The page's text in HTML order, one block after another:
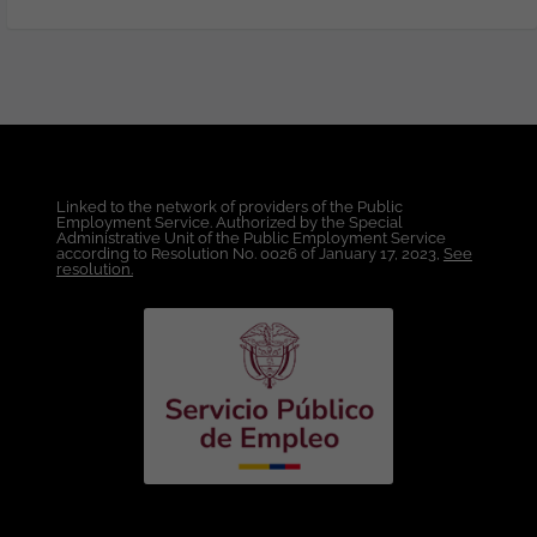
Tecnológica, Administración Básica de
Redes y Conectividad Conocimientos
técnicos: Infraestructura y virtualización:
Provisionamiento de máquinas virtuales,
Administración de snapshots y alta
disponibilidad). Sistemas operativos:
(Windows Server y Linux (Ubuntu,
Debian, Rocky, RHEL o similares).
Networking: (TCP/IP, VLANs, VPN, DNS,
DHCP, Firewalls, Balanceadores de
Linked to the network of providers of the Public
Employment Service. Authorized by the Special
Administrative Unit of the Public Employment Service
according to Resolution No. 0026 of January 17, 2023, See
resolution.